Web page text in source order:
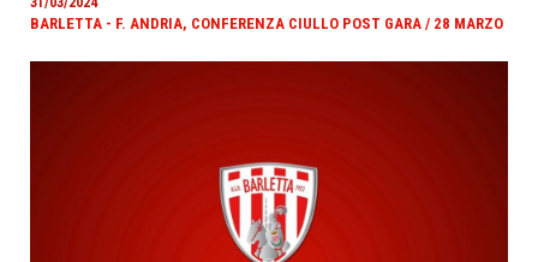
BARLETTA - F. ANDRIA, CONFERENZA CIULLO POST GARA / 28 MARZO